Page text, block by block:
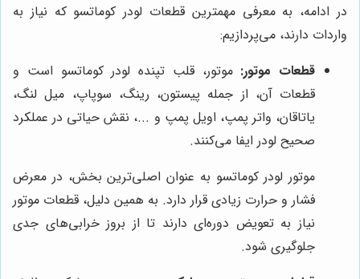
در ادامه، به معرفی مهمترین قطعات لودر کوماتسو که نیاز به
واردات دارند، می‌پردازیم:
قطعات موتور: موتور، قلب تپنده لودر کوماتسو است و
قطعات آن، از جمله پیستون، رینگ، سوپاپ، میل لنگ،
یاتاقان، واتر پمپ، اویل پمپ و ...، نقش حیاتی در عملکرد
صحیح لودر ایفا می‌کنند.
موتور لودر کوماتسو به عنوان اصلی‌ترین بخش، در معرض
فشار و حرارت زیادی قرار دارد. به همین دلیل، قطعات موتور
نیاز به تعویض دوره‌ای دارند تا از بروز خرابی‌های جدی
جلوگیری شود.